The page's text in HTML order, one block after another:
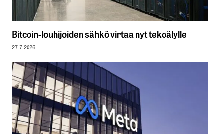
Bitcoin-louhijoiden sähkö virtaa nyt tekoälylle
27.7.2026